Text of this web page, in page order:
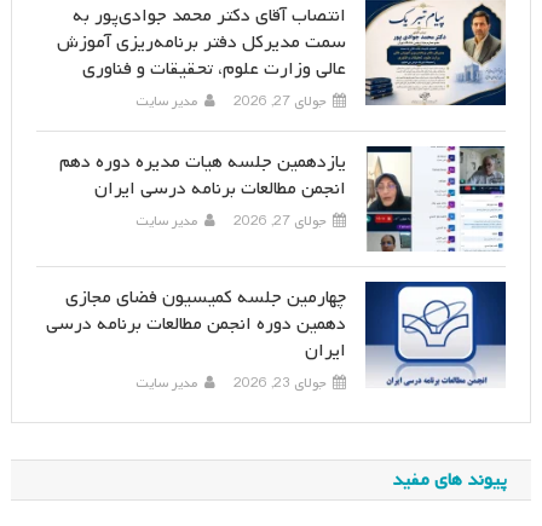
انتصاب آقای دکتر محمد جوادی‌پور به
سمت مدیرکل دفتر برنامه‌ریزی آموزش
عالی وزارت علوم، تحقیقات و فناوری
جولای 27, 2026 مدیر سایت
یازدهمین جلسه هیات مدیره دوره دهم
انجمن مطالعات برنامه درسی ایران
جولای 27, 2026 مدیر سایت
چهارمین جلسه کمیسیون فضای مجازی
دهمین دوره انجمن مطالعات برنامه درسی
ایران
جولای 23, 2026 مدیر سایت
پیوند های مفید